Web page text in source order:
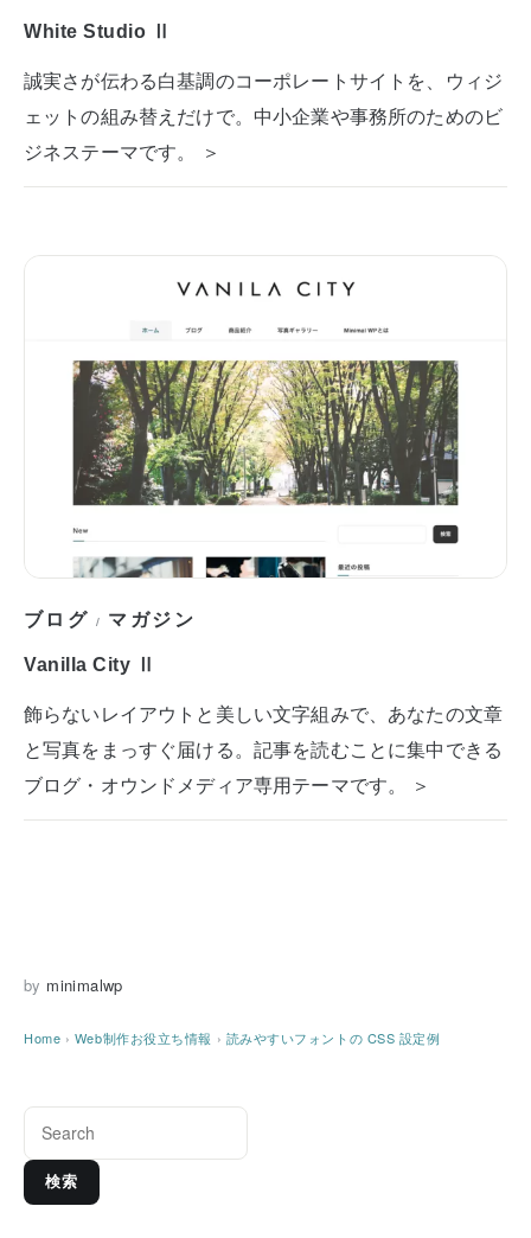
White Studio Ⅱ
誠実さが伝わる白基調のコーポレートサイトを、ウィジ
ェットの組み替えだけで。中小企業や事務所のためのビ
ジネステーマです。 ＞
ブログ / マガジン
Vanilla City Ⅱ
飾らないレイアウトと美しい文字組みで、あなたの文章
と写真をまっすぐ届ける。記事を読むことに集中できる
ブログ・オウンドメディア専用テーマです。 ＞
by minimalwp
Home › Web制作お役立ち情報 › 読みやすいフォントの CSS 設定例
検索